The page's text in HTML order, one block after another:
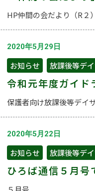
HP仲間の会だより（R
2020年5月29日
お知らせ 放課後等デ
令和元年度ガイド
保護者向け放課後等デイ
2020年5月22日
お知らせ 放課後等デ
ひろば通信５月号